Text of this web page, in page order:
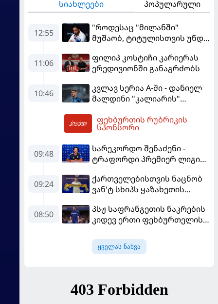
სიახლეები პოპულარული
12:55
"როდესაც "მილანში"
მუშაობ, ტიტულისთვის უნდა
"როსონერის" ფანები
დააიმედა
11:06
ფილიპ კოსტიჩი კარიერას
ერედივიონში განაგრძობს
10:46
კვლავ სერია A-ში - დანიელ
მალდინი "კალიარის"
ფეხბურთის რუბრიკის
სპონსორი
09:48
სარეკორდო შენაძენი -
ტრაფორდი პრემიერ ლიგის
09:24
ქართველებისთვის ნაცნობ
ვან'ტ სხიპს ყაზახეთის
08:50
პსჟ საფრანგეთის ნაკრების
კიდევ ერთი ფეხბურთელის
ყველას ნახვა